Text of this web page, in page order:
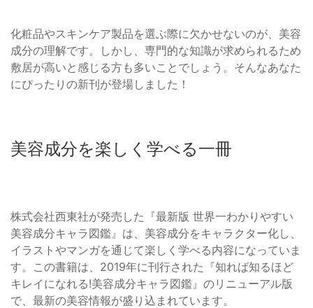
化粧品やスキンケア製品を選ぶ際に欠かせないのが、美容
成分の理解です。しかし、専門的な知識が求められるため
敷居が高いと感じる方も多いことでしょう。そんなあなた
にぴったりの新刊が登場しました！
美容成分を楽しく学べる一冊
株式会社西東社が発売した『最新版 世界一わかりやすい
美容成分キャラ図鑑』は、美容成分をキャラクター化し、
イラストやマンガを通じて楽しく学べる内容になっていま
す。この書籍は、2019年に刊行された『知れば知るほど
キレイになれる!美容成分キャラ図鑑』のリニューアル版
で、最新の美容情報が盛り込まれています。